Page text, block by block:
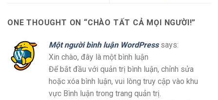
ONE THOUGHT ON “CHÀO TẤT CẢ MỌI NGƯỜI!”
Một người bình luận WordPress says:
Xin chào, đây là một bình luận
Để bắt đầu với quản trị bình luận, chỉnh sửa
hoặc xóa bình luận, vui lòng truy cập vào khu
vực Bình luận trong trang quản trị.